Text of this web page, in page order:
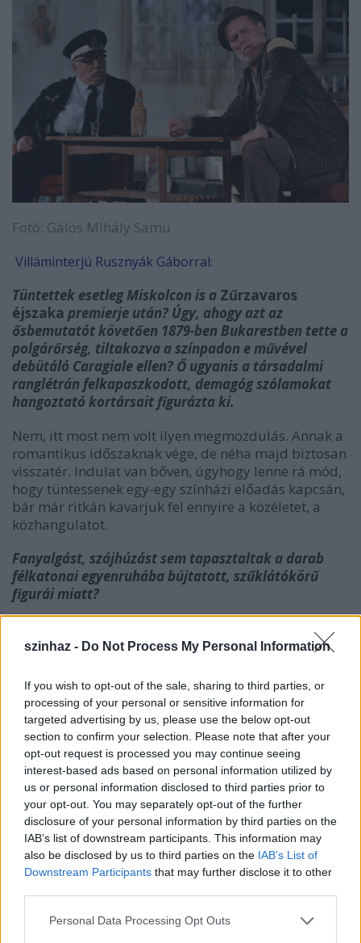
szinhaz - Do Not Process My Personal Information
If you wish to opt-out of the sale, sharing to third parties, or
processing of your personal or sensitive information for
targeted advertising by us, please use the below opt-out
section to confirm your selection. Please note that after your
opt-out request is processed you may continue seeing
interest-based ads based on personal information utilized by
us or personal information disclosed to third parties prior to
your opt-out. You may separately opt-out of the further
disclosure of your personal information by third parties on the
IAB’s list of downstream participants. This information may
also be disclosed by us to third parties on the IAB’s List of
Downstream Participants that may further disclose it to other
Please note that this website/app uses one or more Google
Personal Data Processing Opt Outs
Fotó: Gálos Mihály Samu
Villáminterjú Rusznyák Gáborral:
Tüntettek esetleg Miskolcon is a Zűrzavaros
éjszaka premierje után? Úgy, ahogy azt az
ősbemutatót követően 1879-ben Bukarestben tette a
polgárőrség, tiltakozva a színpadon e művével
debütáló Caragiale ellen? Ő ugyanis a társadalmi
ranglétrán felkapaszkodott, demagóg szólamokat
hangoztató kortársait figurázta ki.
Nem, itt most nem volt ilyen megmozdulás. Annak a
romantikus időszaknak vége, de néha majd biztosan
visszatér. Indulat van bőven, úgyhogy lenne rá mód,
hogy tüntessenek egy-egy színházi előadás kapcsán,
bár már ritkán kavarjuk fel ennyire a közéletet, a
közhangulatot.
Fanyalgást, szájhúzást sem tapasztaltak a darab
félkatonai egyenruhába bújtatott, szűklátókörű
figurái miatt?
anyagából, ami szerintem most is aktuális, érdekes
kapitánya, egy olyan militáns szervezeté, amelyik
nekem könnyen eszembe juttatta a Magyar Gárdát.
Mivel a színdarabbeli csoport kicsit úgy működik,
mint a kihívó és kirívó gondolatokat hirdető
egyenruhás magyar „alakulat”, e felé toltam el a
dolgot. Ez biztosan érzékenyen érinti azokat, akik
komolyan veszik az ilyen ökörségeket, másokra meg
ellenkező hatással van.